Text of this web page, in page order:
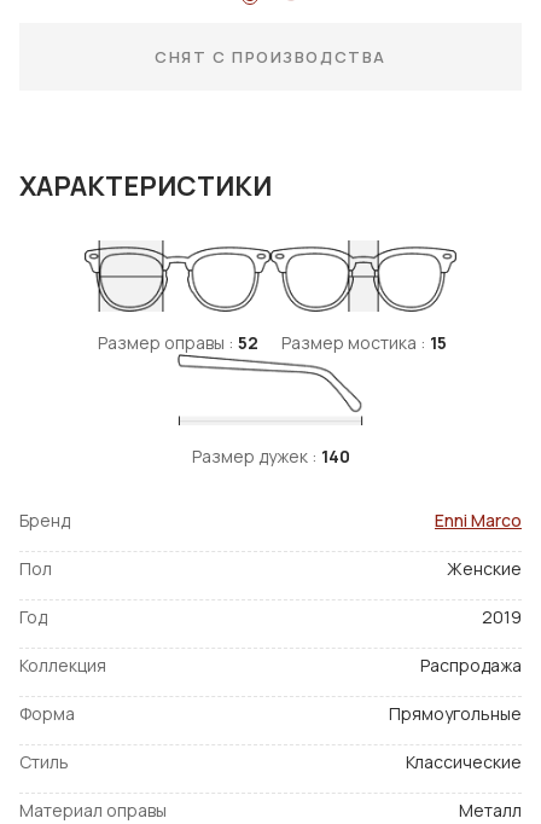
СНЯТ С ПРОИЗВОДСТВА
ХАРАКТЕРИСТИКИ
Размер оправы : 52 Размер мостика : 15
Размер дужек : 140
Бренд Enni Marco
Пол Женские
Год 2019
Коллекция Распродажа
Форма Прямоугольные
Стиль Классические
Материал оправы Металл